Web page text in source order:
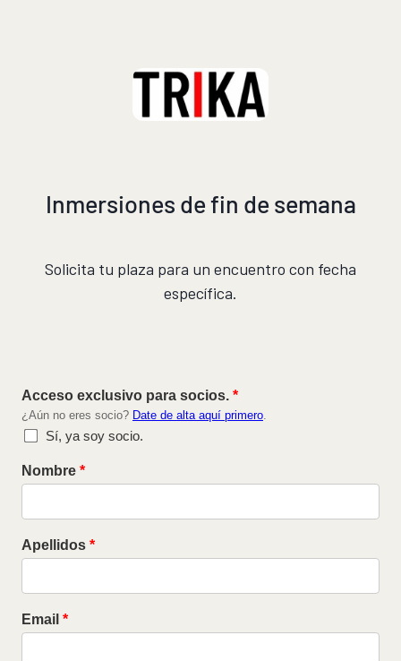
Inmersiones de fin de semana
Solicita tu plaza para un encuentro con fecha
específica.
Acceso exclusivo para socios.
¿Aún no eres socio? Date de alta aquí primero
Sí, ya soy socio.
Nombre
Apellidos
Email